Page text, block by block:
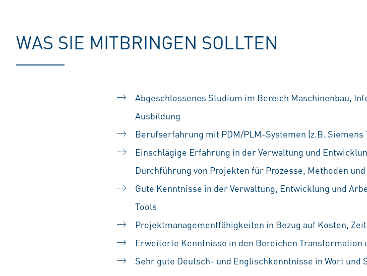
WAS SIE MITBRINGEN SOLLTEN
Abgeschlossenes Studium im Bereich Maschinenbau,
Ausbildung
Berufserfahrung mit PDM/PLM-Systemen (z.B. Siemens
Einschlägige Erfahrung in der Verwaltung und
Durchführung von Projekten für Prozesse, Methoden
Gute Kenntnisse in der Verwaltung, Entwicklung und
Tools
Projektmanagementfähigkeiten in Bezug auf Kosten,
Erweiterte Kenntnisse in den Bereichen Transformation
Sehr gute Deutsch- und Englischkenntnisse in Wort und